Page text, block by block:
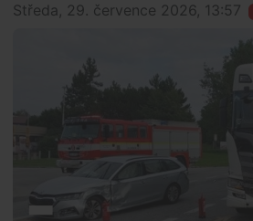
Středa, 29. července 2026, 13:57